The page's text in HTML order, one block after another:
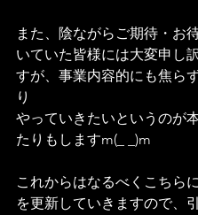
また、陰ながらご期待・お
いていた皆様には大変申し
すが、事業内容的にも焦ら
り
やっていきたいというのが
たりもしますm(_ _)m
これからはなるべくこちら
を更新していきますので、